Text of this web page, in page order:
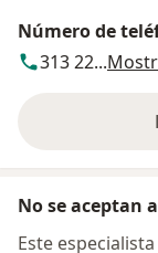
Número de
313 22...
No se aceptan
Este